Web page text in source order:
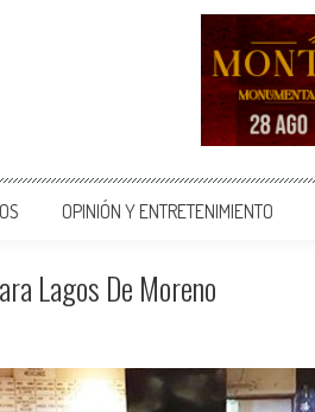
OPINIÓN Y ENTRETENIMIENTO
Lagos De Moreno